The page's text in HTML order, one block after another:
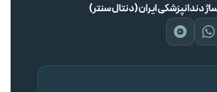
دندانپزشکی ایران (دنتال سنتر)